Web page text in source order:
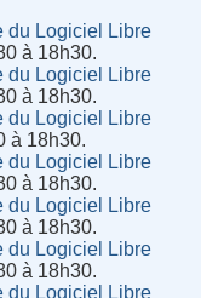
du Logiciel Libre
à 18h30.
du Logiciel Libre
à 18h30.
du Logiciel Libre
à 18h30.
du Logiciel Libre
à 18h30.
du Logiciel Libre
à 18h30.
du Logiciel Libre
à 18h30.
du Logiciel Libre